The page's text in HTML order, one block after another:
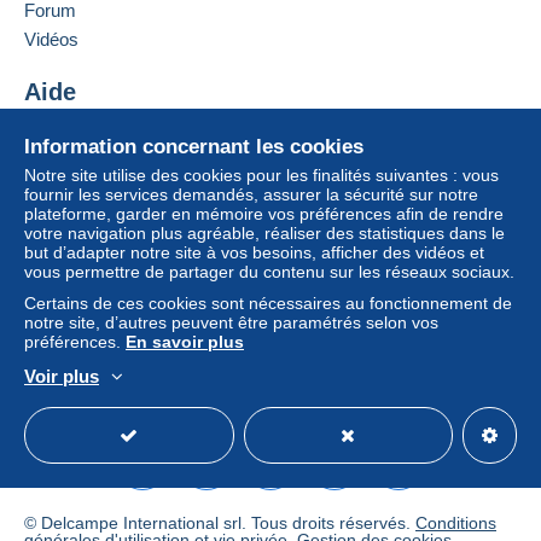
vendeur à l’acheteur. Un achat non payé peut
entraîner des conséquences au niveau du compte
Si les conditions de vente du vendeur comportent
considérer comme nulles et non avenues. Les
conditions de paiement du site Delcampe, telles
que définies dans lesconditions d’utilisation , sont
les seules applicables.
Les achats doivent être payés dans les 14 jours
vendeur.
L'expédition (emballage soigné avec
pochette plastique et carte de protection)
2025) augmentés de quelques
Information concernant les cookies
Notre site utilise des cookies pour les finalités suivantes : vous
fournir les services demandés, assurer la sécurité sur notre
plateforme, garder en mémoire vos préférences afin de rendre
votre navigation plus agréable, réaliser des statistiques dans le
but d’adapter notre site à vos besoins, afficher des vidéos et
vous permettre de partager du contenu sur les réseaux sociaux.
Certains de ces cookies sont nécessaires au fonctionnement de
notre site, d’autres peuvent être paramétrés selon vos
préférences. En savoir plus
Voir plus
Forum
Vidéos
Aide
Acheter sur Delcampe
Vendre sur Delcampe
Un site sécurisé
© Delcampe International srl. Tous droits réservés. Conditions